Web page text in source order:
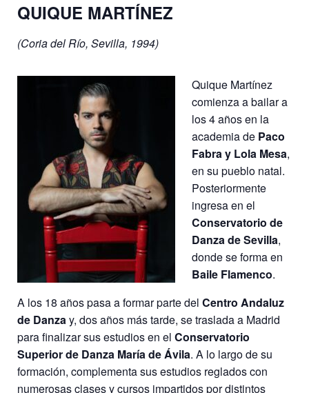
QUIQUE MARTÍNEZ
(Coria del Río, Sevilla, 1994)
Quique Martínez
comienza a bailar a
los 4 años en la
academia de Paco
Fabra y Lola Mesa,
en su pueblo natal.
Posteriormente
ingresa en el
Conservatorio de
Danza de Sevilla,
donde se forma en
Baile Flamenco.
A los 18 años pasa a formar parte del Centro Andaluz
de Danzay, dos años más tarde, se traslada a Madrid
para finalizar sus estudios en el Conservatorio
Superior de Danza María de Ávila. A lo largo de su
formación, complementa sus estudios reglados con
numerosas clases y cursos impartidos por distintos